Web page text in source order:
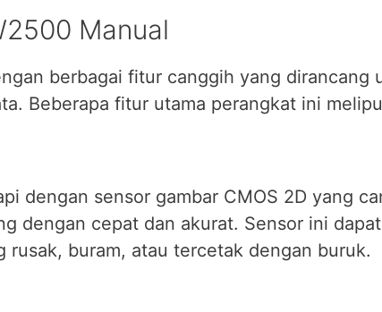
Manual
berbagai fitur canggih yang dirancang
Beberapa fitur utama perangkat ini
dengan sensor gambar CMOS 2D yang
dengan cepat dan akurat. Sensor ini
rusak, buram, atau tercetak dengan buruk.